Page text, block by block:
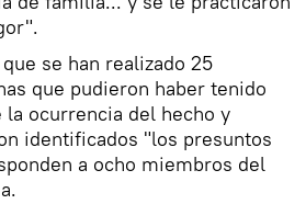
se han realizado 25
que pudieron haber tenido
ocurrencia del hecho y
identificados "los presuntos
a ocho miembros del